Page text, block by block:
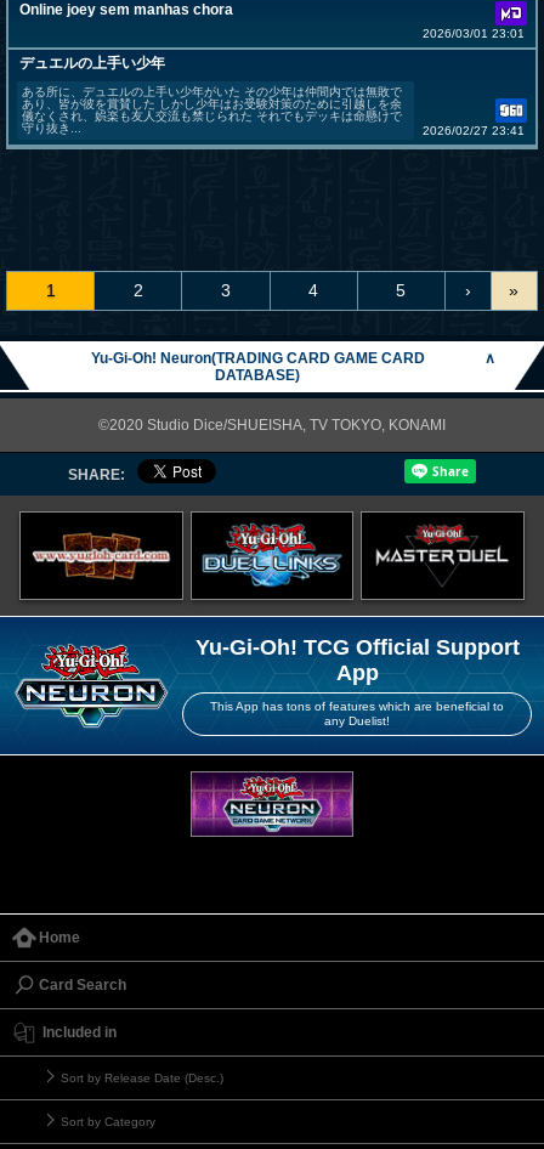
Online joey sem manhas chora
2026/03/01 23:01
デュエルの上手い少年
ある所に、デュエルの上手い少年がいた その少年は仲間内では無敗で
あり、皆が彼を賞賛した しかし少年はお受験対策のために引越しを余
儀なくされ、娯楽も友人交流も禁じられた それでもデッキは命懸けで
守り抜き...
2026/02/27 23:41
1 2 3 4 5 › »
Yu-Gi-Oh! Neuron(TRADING CARD GAME CARD
DATABASE)
∧
©2020 Studio Dice/SHUEISHA, TV TOKYO, KONAMI
SHARE:
Yu-Gi-Oh! TCG Official Support
App
This App has tons of features which are beneficial to
any Duelist!
Home
Card Search
Included in
Sort by Release Date (Desc.)
Sort by Category